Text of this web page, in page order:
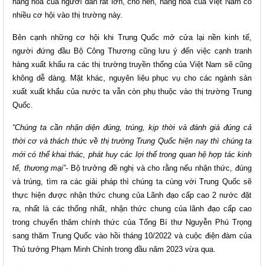
nhiều cơ hội vào thị trường này.
Bên cạnh những cơ hội khi Trung Quốc mở cửa lại nền kinh tế,
người đứng đầu Bộ Công Thương cũng lưu ý đến việc cạnh tranh
hàng xuất khẩu ra các thị trường truyền thống của Việt Nam sẽ cũng
không dễ dàng. Mặt khác, nguyên liệu phục vụ cho các ngành sản
xuất xuất khẩu của nước ta vẫn còn phụ thuộc vào thị trường Trung
Quốc.
“Chúng ta cần nhận diện đúng, trúng, kịp thời và đánh giá đúng cả
thời cơ và thách thức về thị trường Trung Quốc hiện nay thì chúng ta
mới có thể khai thác, phát huy các lợi thế trong quan hệ hợp tác kinh
tế, thương mại”- Bộ trưởng đề nghị và cho rằng nếu nhận thức, đúng
và trúng, tìm ra các giải pháp thì chúng ta cùng với Trung Quốc sẽ
thực hiện được nhận thức chung của Lãnh đạo cấp cao 2 nước đặt
ra, nhất là các thống nhất, nhận thức chung của lãnh đạo cấp cao
trong chuyến thăm chính thức của Tổng Bí thư Nguyễn Phú Trọng
sang thăm Trung Quốc vào hồi tháng 10/2022 và cuộc điện đàm của
Thủ tướng Phạm Minh Chính trong đầu năm 2023 vừa qua.